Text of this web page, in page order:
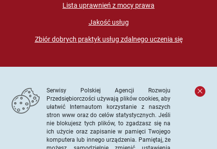
Lista uprawnień z mocy prawa
Jakość usług
Zbiór dobrych praktyk usług zdalnego uczenia się
© PARP. Wszelkie prawa zastrzeżone
Serwisy Polskiej Agencji Rozwoju
Przedsiębiorczości używają plików cookies, aby
ułatwić Internautom korzystanie z naszych
stron www oraz do celów statystycznych. Jeśli
nie blokujesz tych plików, to zgadzasz się na
ich użycie oraz zapisanie w pamięci Twojego
komputera lub innego urządzenia. Pamiętaj, że